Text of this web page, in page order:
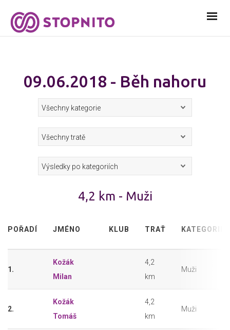
09.06.2018 - Běh nahoru
4,2 km - Muži
POŘADÍ JMÉNO KLUB TRAŤ KATEGORIE
1.
Kožák
Milan
4,2
km
Muži
2.
Kožák
Tomáš
4,2
km
Muži